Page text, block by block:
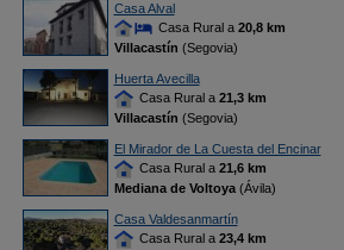
Casa Alval
Casa Rural a 20,8 km
Villacastín (Segovia)
Huerta Avecilla
Casa Rural a 21,3 km
Villacastín (Segovia)
El Mirador de La Cuesta del Encinar
Casa Rural a 21,6 km
Mediana de Voltoya(Ávila)
Casa Valdesanmartín
Casa Rural a 23,4 km